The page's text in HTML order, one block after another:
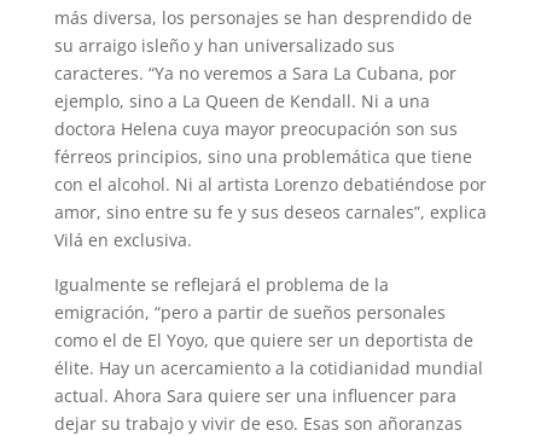
más diversa, los personajes se han desprendido de
su arraigo isleño y han universalizado sus
caracteres. “Ya no veremos a Sara La Cubana, por
ejemplo, sino a La Queen de Kendall. Ni a una
doctora Helena cuya mayor preocupación son sus
férreos principios, sino una problemática que tiene
con el alcohol. Ni al artista Lorenzo debatiéndose por
amor, sino entre su fe y sus deseos carnales”, explica
Vilá en exclusiva.
Igualmente se reflejará el problema de la
emigración, “pero a partir de sueños personales
como el de El Yoyo, que quiere ser un deportista de
élite. Hay un acercamiento a la cotidianidad mundial
actual. Ahora Sara quiere ser una influencer para
dejar su trabajo y vivir de eso. Esas son añoranzas